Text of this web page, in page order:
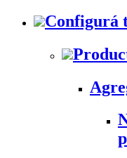
Configurá